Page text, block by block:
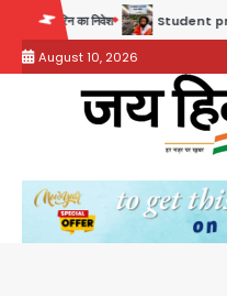
content
Student protest in Ranchi: छात्र
August 10, 2026